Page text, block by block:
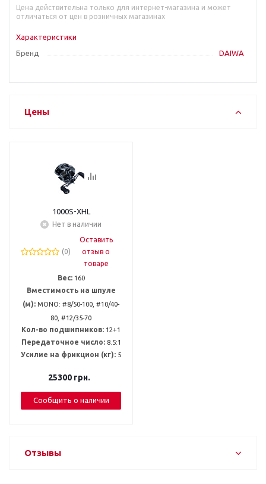
Цена действительна только для интернет-магазина и может
отличаться от цен в розничных магазинах
Характеристики
Бренд
DAIWA
Цены
1000S-XHL
Нет в наличии
(0)
Оставить
отзыв о
товаре
Вес: 160
Вместимость на шпуле
(м): MONO: #8/50-100, #10/40-
80, #12/35-70
Кол-во подшипников: 12+1
Передаточное число: 8.5:1
Усилие на фрикцион (кг): 5
25300грн.
Сообщить о наличии
Отзывы